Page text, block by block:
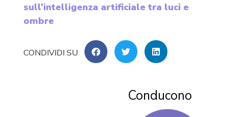
sull’intelligenza artificiale tra luci e
ombre
Conducono